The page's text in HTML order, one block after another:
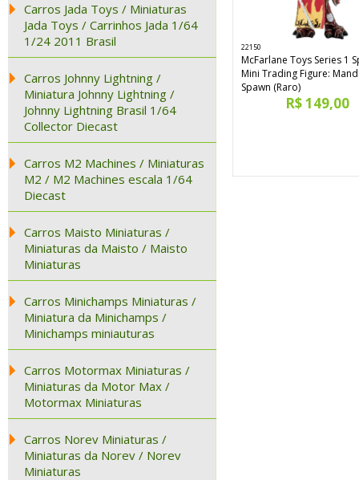
Carros Jada Toys / Miniaturas
Jada Toys / Carrinhos Jada 1/64
1/24 2011 Brasil
Carros Johnny Lightning /
Miniatura Johnny Lightning /
Johnny Lightning Brasil 1/64
Collector Diecast
Carros M2 Machines / Miniaturas
M2 / M2 Machines escala 1/64
Diecast
Carros Maisto Miniaturas /
Miniaturas da Maisto / Maisto
Miniaturas
Carros Minichamps Miniaturas /
Miniatura da Minichamps /
Minichamps miniauturas
Carros Motormax Miniaturas /
Miniaturas da Motor Max /
Motormax Miniaturas
Carros Norev Miniaturas /
Miniaturas da Norev / Norev
Miniaturas
22150
McFarlane Toys Series 1
Mini Trading Figure:
Spawn (Raro)
R$ 149,00